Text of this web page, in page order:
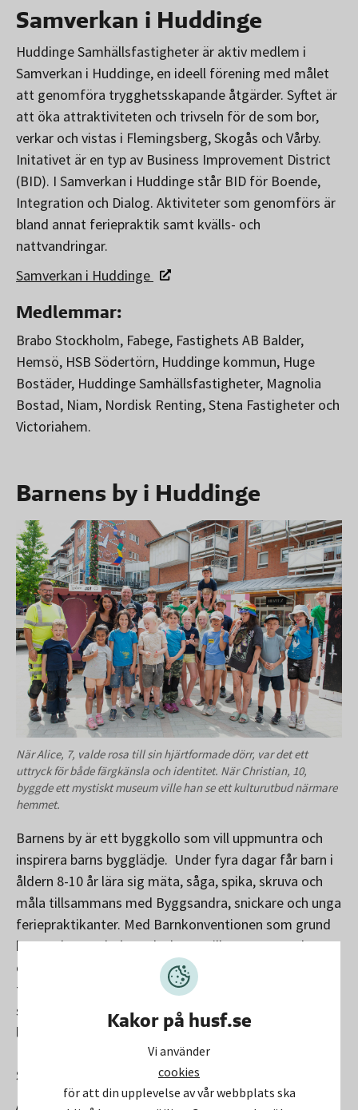
Kakor på husf.se
Vi använder
cookies
för att din upplevelse av vår webbplats ska
Samverkan i Huddinge
Huddinge Samhällsfastigheter är aktiv medlem i
Samverkan i Huddinge, en ideell förening med målet
att genomföra trygghetsskapande åtgärder. Syftet är
att öka attraktiviteten och trivseln för de som bor,
verkar och vistas i Flemingsberg, Skogås och Vårby.
Initativet är en typ av Business Improvement District
(BID). I Samverkan i Huddinge står BID för Boende,
Integration och Dialog. Aktiviteter som genomförs är
bland annat feriepraktik samt kvälls- och
nattvandringar.
Samverkan i Huddinge
Medlemmar:
Brabo Stockholm, Fabege, Fastighets AB Balder,
Hemsö, HSB Södertörn, Huddinge kommun, Huge
Bostäder, Huddinge Samhällsfastigheter, Magnolia
Bostad, Niam, Nordisk Renting, Stena Fastigheter och
Victoriahem.
Barnens by i Huddinge
När Alice, 7, valde rosa till sin hjärtformade dörr, var det ett
uttryck för både färgkänsla och identitet. När Christian, 10,
byggde ett mystiskt museum ville han se ett kulturutbud närmare
hemmet.
Barnens by är ett byggkollo som vill uppmuntra och
inspirera barns bygglädje. Under fyra dagar får barn i
åldern 8-10 år lära sig mäta, såga, spika, skruva och
måla tillsammans med Byggsandra, snickare och unga
feriepraktikanter. Med Barnkonventionen som grund
bygger barnen kojor och skapar tillsammans en by –
och framför allt: får förståelse för hur vi formar
framtidens samhällen tillsammans. Byggkollot är ett
samarbete mellan bygginspiratören Byggsandra och
lokala fastighetsaktörer i kommunen.
Huvudsponsorer är Huddinge
Samhällsfastigheter,Huge Bostäder och Cobab.
Anmälan för sommaren 2026 är öppen